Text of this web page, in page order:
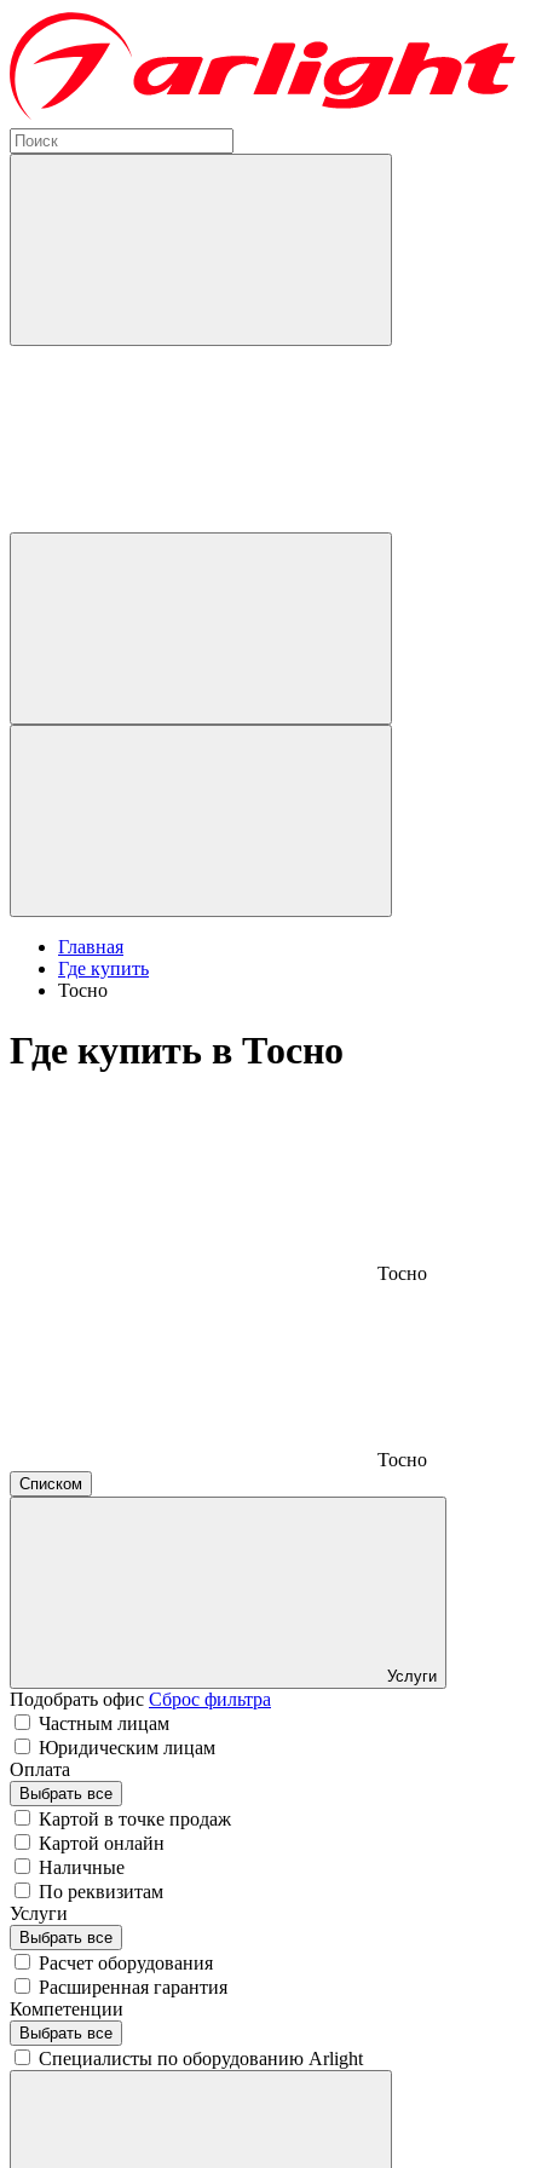
Главная
Где купить
Тосно
Где купить в Тосно
Тосно
Тосно
Списком
Услуги
Подобрать офис Сброс фильтра
Частным лицам
Юридическим лицам
Оплата
Выбрать все
Картой в точке продаж
Картой онлайн
Наличные
По реквизитам
Услуги
Выбрать все
Расчет оборудования
Расширенная гарантия
Компетенции
Выбрать все
Специалисты по оборудованию Arlight